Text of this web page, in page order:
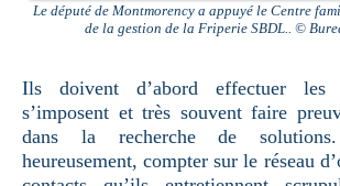
Le député de Montmorency a appuyé le Centre
de la gestion de la Friperie SBDL.. ©
Ils doivent d’abord effectuer les
s’imposent et très souvent faire
dans la recherche de
heureusement, compter sur le réseau